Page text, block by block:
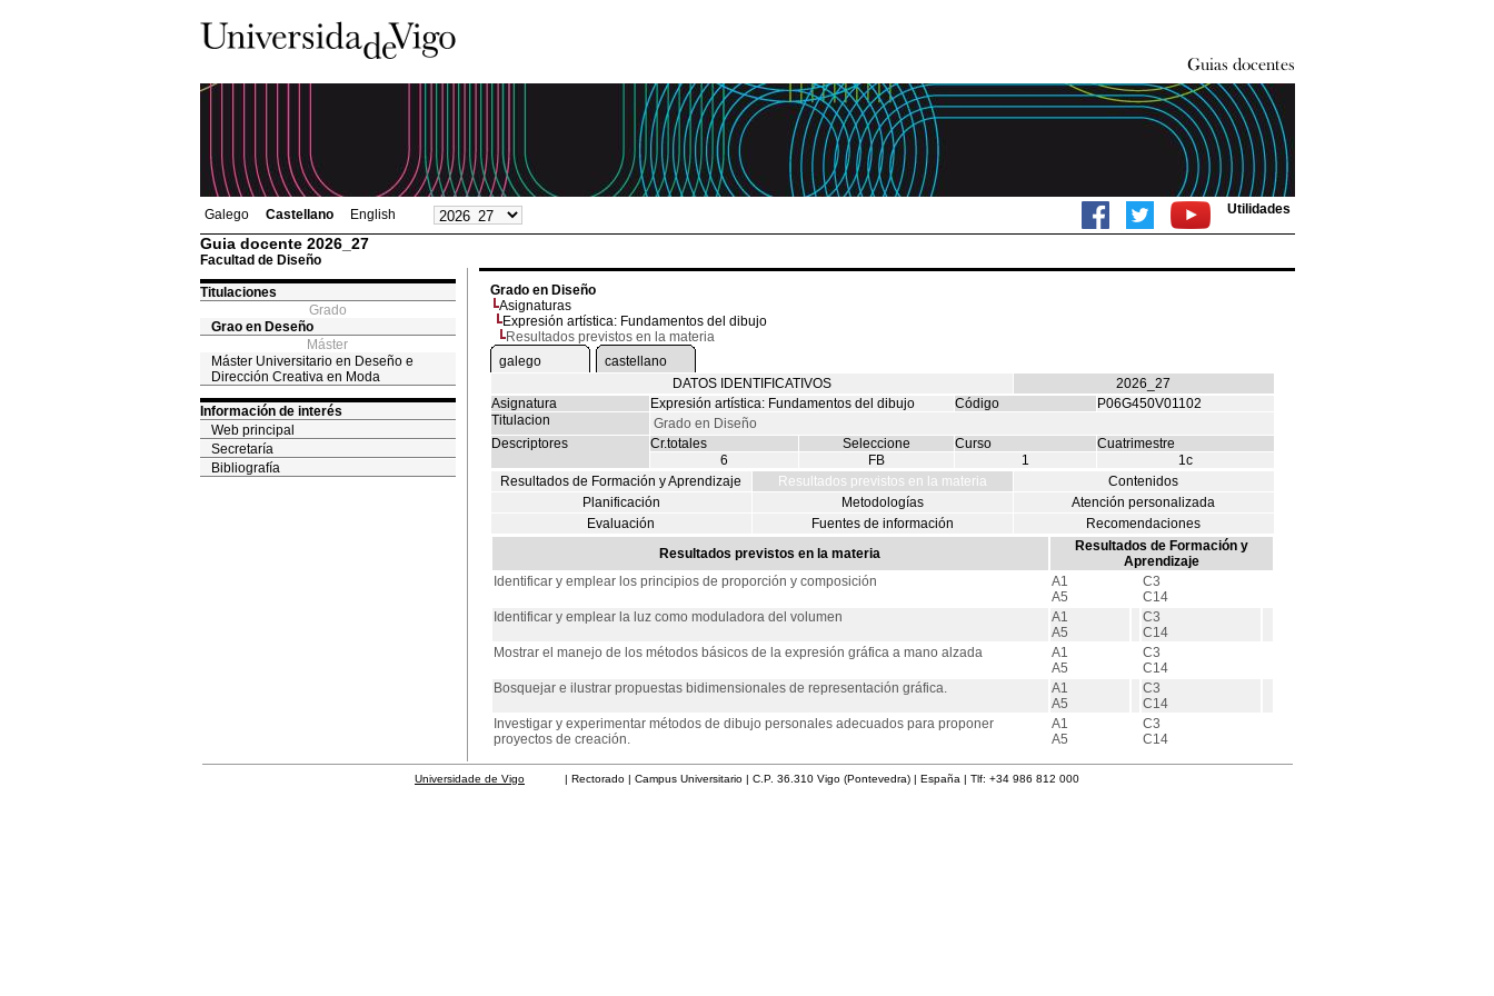
Galego Castellano English Utilidades
Guia docente 2026_27
Facultad de Diseño
Titulaciones
Grado
Grao en Deseño
Máster
Máster Universitario en Deseño e
Dirección Creativa en Moda
Información de interés
Web principal
Secretaría
Bibliografía
Grado en Diseño
Asignaturas
Expresión artística: Fundamentos del dibujo
Resultados previstos en la materia
galego
castellano
DATOS IDENTIFICATIVOS
2026_27
Asignatura
Expresión artística: Fundamentos del dibujo Código
P06G450V01102
Titulacion
Grado en Diseño
Descriptores
Cr.totales Seleccione Curso
Cuatrimestre
6
FB 1
1c
Resultados de Formación y Aprendizaje
Resultados previstos en la materia
Contenidos
Planificación
Metodologías
Atención personalizada
Evaluación
Fuentes de información
Recomendaciones
Resultados previstos en la materia
Resultados de Formación y
Aprendizaje
Identificar y emplear los principios de proporción y composición
A1
A5
C3
C14
Identificar y emplear la luz como moduladora del volumen
A1
A5
C3
C14
Mostrar el manejo de los métodos básicos de la expresión gráfica a mano alzada
A1
A5
C3
C14
Bosquejar e ilustrar propuestas bidimensionales de representación gráfica.
A1
A5
C3
C14
Investigar y experimentar métodos de dibujo personales adecuados para proponer
proyectos de creación.
A1
A5
C3
C14
Universidade de Vigo | Rectorado | Campus Universitario | C.P. 36.310 Vigo (Pontevedra) | España | Tlf: +34 986 812 000